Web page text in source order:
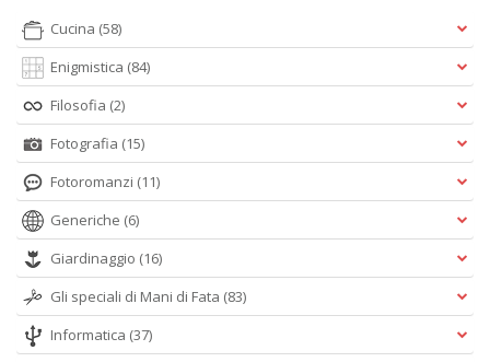
Cucina (58)
Enigmistica (84)
Filosofia (2)
Fotografia (15)
Fotoromanzi (11)
Generiche (6)
Giardinaggio (16)
Gli speciali di Mani di Fata (83)
Informatica (37)